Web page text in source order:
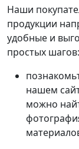
Наши
продукции
удобные и
простых шагов:
нашем
можно